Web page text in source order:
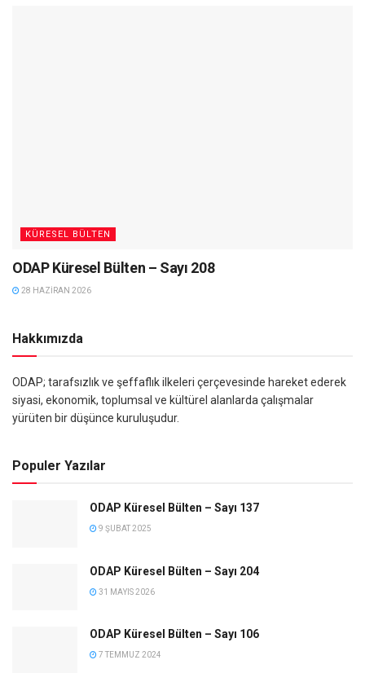
KÜRESEL BÜLTEN
ODAP Küresel Bülten – Sayı 208
28 HAZIRAN 2026
Hakkımızda
ODAP; tarafsızlık ve şeffaflık ilkeleri çerçevesinde hareket ederek
siyasi, ekonomik, toplumsal ve kültürel alanlarda çalışmalar
yürüten bir düşünce kuruluşudur.
Populer Yazılar
ODAP Küresel Bülten – Sayı 137
9 ŞUBAT 2025
ODAP Küresel Bülten – Sayı 204
31 MAYIS 2026
ODAP Küresel Bülten – Sayı 106
7 TEMMUZ 2024